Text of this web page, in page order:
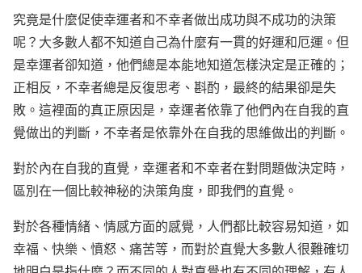
究竟是什麼促使幸運者和不幸者做出成功與不成功的決策
呢？大多數人都不知道自己為什麼有一貫的好運和厄運。但
是幸運者卻知道，他們總是本能地知道怎樣決定是正確的；
正相反，不幸者總是反復思考、斟酌，最終的結果卻是失
敗。這裡面的真正原因是，幸運者依靠了他們內在自我的直
覺做出的判斷，不幸者是依靠外在自我的思維做出的判斷。
對於內在自我的直覺，幸運者和不幸者在對問題做決定時，
區別在一個比較神秘的決策角度，即我們的直覺。
對於各種情緒、情感方面的感覺，人們都比較容易知道，如
幸福、快樂、憤怒、痛苦等，而對於直覺大多數人很難確切